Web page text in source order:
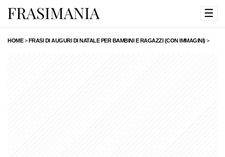
☰
HOME>FRASI DI AUGURI DI NATALE PER BAMBINI E RAGAZZI (CON IMMAGINI) >